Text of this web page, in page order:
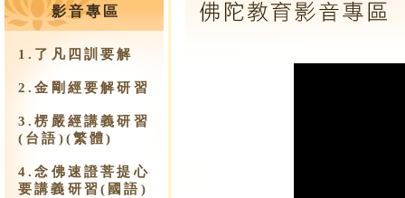
影音專區
1.了凡四訓要解
2.金剛經要解研習
3.楞嚴經講義研習
(台語)(繁體)
4.念佛速證菩提心
要講義研習(國語)